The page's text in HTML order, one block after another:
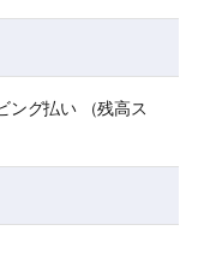
ング払い （残高ス